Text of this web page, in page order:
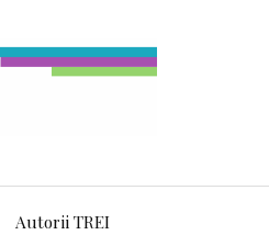
Autorii TREI